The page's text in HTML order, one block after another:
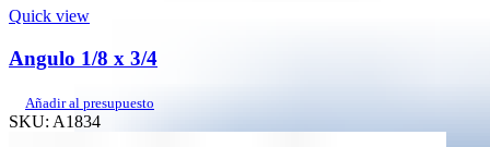
Quick view
Angulo 1/8 x 3/4
Añadir al presupuesto
SKU: A1834